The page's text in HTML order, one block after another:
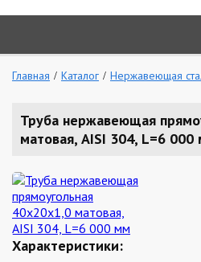
Главная Каталог Нержавеющая
Труба нержавеющая
матовая, AISI 304, L=6 000
Характеристики: